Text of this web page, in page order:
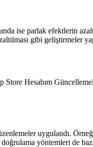
parlak efektlerin
gibi geliştirmeler
Hesabım
uygulandı.
yöntemleri de